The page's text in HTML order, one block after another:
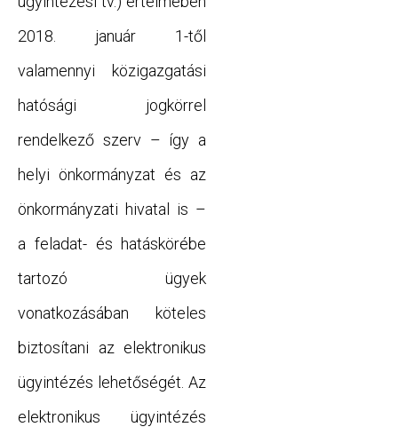
2018. január 1-től
valamennyi közigazgatási
hatósági jogkörrel
rendelkező szerv – így a
helyi önkormányzat és az
önkormányzati hivatal is –
a feladat- és hatáskörébe
tartozó ügyek
vonatkozásában köteles
biztosítani az elektronikus
ügyintézés lehetőségét. Az
elektronikus ügyintézés